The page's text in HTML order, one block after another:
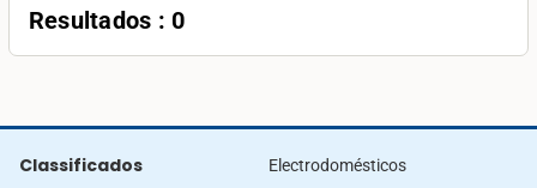
Resultados : 0
Classificados
Electrodomésticos